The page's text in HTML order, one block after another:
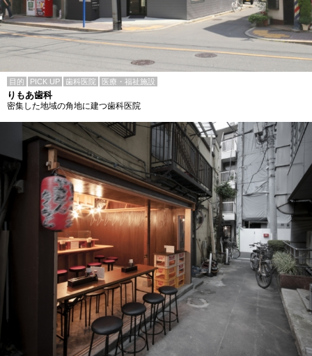
目的 PICK UP 歯科医院 医療・福祉施設
りもあ歯科
密集した地域の角地に建つ歯科医院